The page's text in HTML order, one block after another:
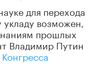
для перехода
возможен,
прошлых
Владимир Путин